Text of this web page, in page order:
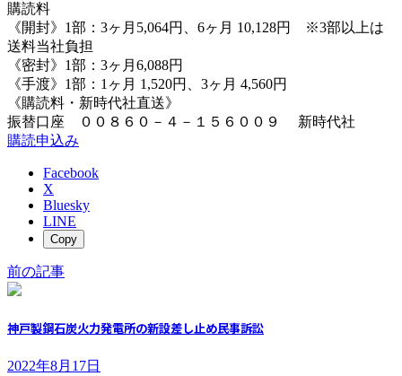
購読料
《開封》1部：3ヶ月5,064円、6ヶ月 10,128円 ※3部以上は
送料当社負担
《密封》1部：3ヶ月6,088円
《手渡》1部：1ヶ月 1,520円、3ヶ月 4,560円
《購読料・新時代社直送》
振替口座 ００８６０－４－１５６００９ 新時代社
購読申込み
Facebook
X
Bluesky
LINE
Copy
前の記事
神戸製鋼石炭火力発電所の新設差し止め民事訴訟
2022年8月17日